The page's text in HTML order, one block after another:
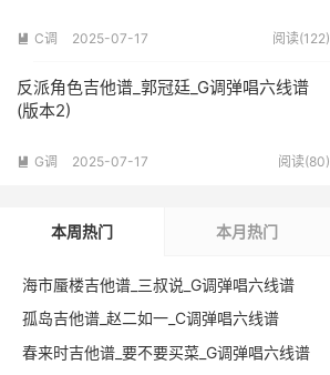
 C调 2025-07-17 阅读(122)
反派角色吉他谱_郭冠廷_G调弹唱六线谱
(版本2)
 G调 2025-07-17 阅读(80)
本周热门 本月热门
海市蜃楼吉他谱_三叔说_G调弹唱六线谱
孤岛吉他谱_赵二如一_C调弹唱六线谱
春来时吉他谱_要不要买菜_G调弹唱六线谱